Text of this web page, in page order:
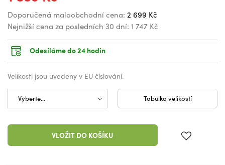
Doporučená maloobchodní cena: 2 699 Kč
Nejnižší cena za posledních 30 dní: 1 747 Kč
Odesíláme do 24 hodin
Velikosti jsou uvedeny v EU číslování.
Tabulka velikostí
VLOŽIT DO KOŠÍKU